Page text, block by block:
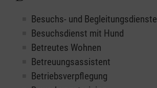
Besuchs- und Begleitungsdienste
Besuchsdienst mit Hund
Betreutes Wohnen
Betreuungsassistent
Betriebsverpflegung